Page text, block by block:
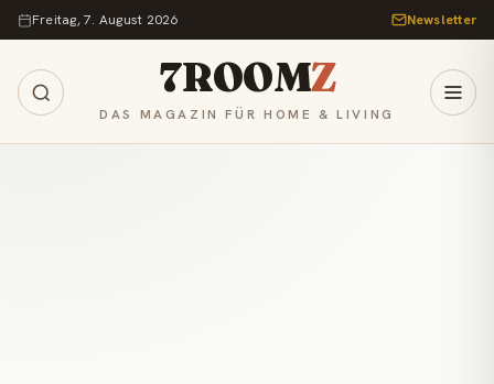
Zum Inhalt springen
Freitag, 7. August 2026 Newsletter
7ROOMZ
DAS MAGAZIN FÜR HOME & LIVING